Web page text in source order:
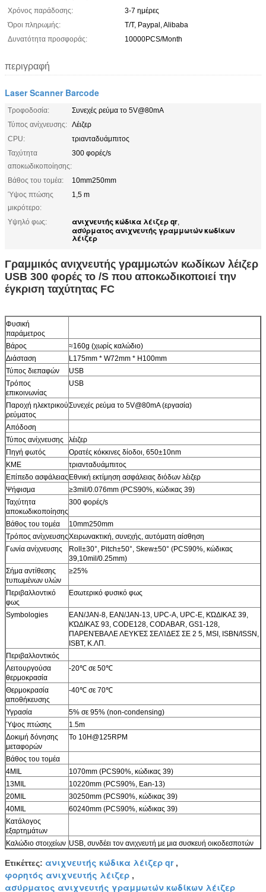
Χρόνος παράδοσης:
3-7 ημέρες
Όροι πληρωμής:
T/T, Paypal, Alibaba
Δυνατότητα προσφοράς:
10000PCS/Month
περιγραφή
Laser Scanner Barcode
Τροφοδοσία:
Συνεχές ρεύμα το 5V@80mA
Τύπος ανίχνευσης: Λέιζερ
CPU:
τριανταδυάμπιτος
Ταχύτητα
αποκωδικοποίησης:
300 φορές/s
Βάθος του τομέα:
10mm250mm
Ύψος πτώσης
μικρότερο:
1,5 m
Υψηλό φως: ανιχνευτής κώδικα λέιζερ qr,
ασύρματος ανιχνευτής γραμμωτών κωδίκων
λέιζερ
Γραμμικός ανιχνευτής γραμμωτών κωδίκων λέιζερ
USB 300 φορές το /S που αποκωδικοποιεί την
έγκριση ταχύτητας FC
Φυσική
παράμετρος
Βάρος
≈160g (χωρίς καλώδιο)
Διάσταση
L175mm * W72mm * H100mm
Τύπος διεπαφών
USB
Τρόπος
επικοινωνίας
USB
Παροχή ηλεκτρικού
ρεύματος
Συνεχές ρεύμα το 5V@80mA (εργασία)
Απόδοση
Τύπος ανίχνευσης
λέιζερ
Πηγή φωτός
Ορατές κόκκινες δίοδοι, 650±10nm
ΚΜΕ
τριανταδυάμπιτος
Επίπεδο ασφάλειας Εθνική εκτίμηση ασφάλειας διόδων λέιζερ
Ψήφισμα
≥3mil/0.076mm (PCS90%, κώδικας 39)
Ταχύτητα
αποκωδικοποίησης
300 φορές/s
Βάθος του τομέα
10mm250mm
Τρόπος ανίχνευσηςΧειρωνακτική, συνεχής, αυτόματη αίσθηση
Γωνία ανίχνευσης
Roll±30°, Pitch±50°, Skew±50° (PCS90%, κώδικας
39,10mil/0.25mm)
Σήμα αντίθεσης
τυπωμένων υλών
≥25%
Περιβαλλοντικό
φως
Εσωτερικό φυσικό φως
Symbologies
EAN/JAN-8, EAN/JAN-13, UPC-Α, UPC-Ε, ΚΏΔΙΚΑΣ 39,
ΚΏΔΙΚΑΣ 93, CODE128, CODABAR, GS1-128,
ΠΑΡΕΝΈΒΑΛΕ ΛΕΥΚΈΣ ΣΕΛΊΔΕΣ ΣΕ 2 5, MSI, ISBN/ISSN,
ISBT, Κ.ΛΠ.
Περιβαλλοντικός
Λειτουργούσα
θερμοκρασία
-20℃ σε 50℃
Θερμοκρασία
αποθήκευσης
-40℃ σε 70℃
Υγρασία
5% σε 95% (non-condensing)
Ύψος πτώσης
1.5m
Δοκιμή δόνησης
μεταφορών
Το 10H@125RPM
Βάθος του τομέα
4MIL
1070mm (PCS90%, κώδικας 39)
13MIL
10220mm (PCS90%, Ean-13)
20MIL
30250mm (PCS90%, κώδικας 39)
40MIL
60240mm (PCS90%, κώδικας 39)
Κατάλογος
εξαρτημάτων
Καλώδιο στοιχείων USB, συνδέει τον ανιχνευτή με μια συσκευή οικοδεσποτών
Ετικέττες: ανιχνευτής κώδικα λέιζερ qr,
φορητός ανιχνευτής λέιζερ ,
ασύρματος ανιχνευτής γραμμωτών κωδίκων λέιζερ